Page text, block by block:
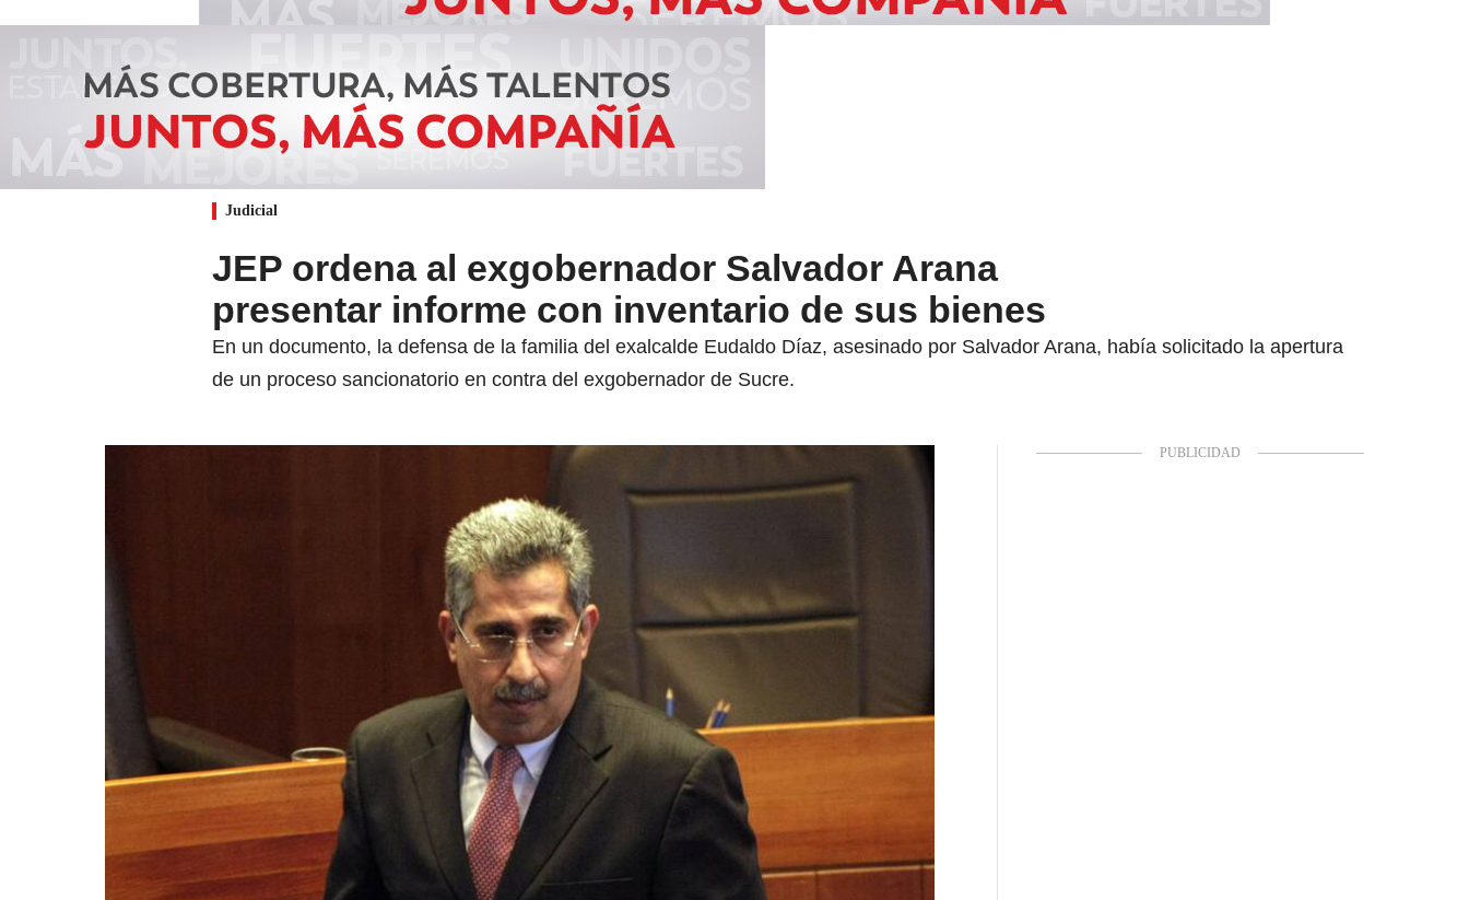
Judicial
JEP ordena al exgobernador Salvador Arana
presentar informe con inventario de sus bienes
En un documento, la defensa de la familia del exalcalde Eudaldo Díaz, asesinado por Salvador Arana, había solicitado la apertura
de un proceso sancionatorio en contra del exgobernador de Sucre.